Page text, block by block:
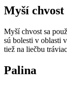
Myší chvost
Myší chvost sa
sú bolesti v oblasti
tiež na liečbu
Palina